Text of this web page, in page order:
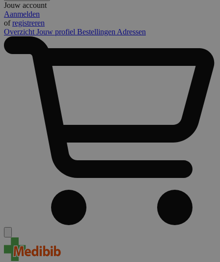
Jouw account
Aanmelden
ofregistreren
Overzicht Jouw profiel Bestellingen Adressen